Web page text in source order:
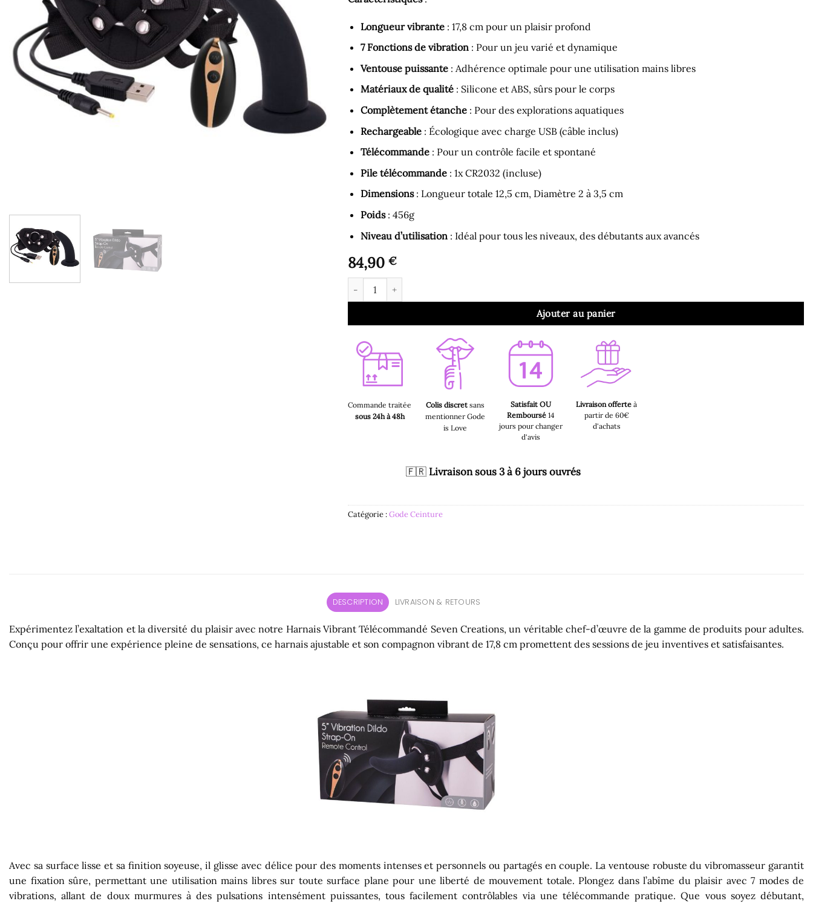
Longueur vibrante: 17,8 cm pour un plaisir profond
7 Fonctions de vibration: Pour un jeu varié et dynamique
Ventouse puissante: Adhérence optimale pour une utilisation mains libres
Matériaux de qualité: Silicone et ABS, sûrs pour le corps
Complètement étanche: Pour des explorations aquatiques
Rechargeable: Écologique avec charge USB (câble inclus)
Télécommande: Pour un contrôle facile et spontané
Pile télécommande: 1x CR2032 (incluse)
Dimensions: Longueur totale 12,5 cm, Diamètre 2 à 3,5 cm
Poids: 456g
Niveau d’utilisation: Idéal pour tous les niveaux, des débutants aux avancés
84,90 €
quantité de Gode Ceinture - Sangle sur Harnais avec Gode 125 cm
Ajouter au panier
Commande traitée
sous 24h à 48h
Colis discret sans
mentionner Gode
is Love
Satisfait OU
Remboursé 14
jours pour changer
d'avis
Livraison offerte à
partir de 60€
d'achats
🇫🇷 Livraison sous 3 à 6 jours ouvrés
Catégorie :Gode Ceinture
DESCRIPTION LIVRAISON & RETOURS
Expérimentez l’exaltation et la diversité du plaisir avec notre Harnais Vibrant Télécommandé Seven Creations, un véritable chef-d’œuvre de la gamme de produits pour adultes.
Conçu pour offrir une expérience pleine de sensations, ce harnais ajustable et son compagnon vibrant de 17,8 cm promettent des sessions de jeu inventives et satisfaisantes.
Avec sa surface lisse et sa finition soyeuse, il glisse avec délice pour des moments intenses et personnels ou partagés en couple. La ventouse robuste du vibromasseur garantit
une fixation sûre, permettant une utilisation mains libres sur toute surface plane pour une liberté de mouvement totale. Plongez dans l’abîme du plaisir avec 7 modes de
vibrations, allant de doux murmures à des pulsations intensément puissantes, tous facilement contrôlables via une télécommande pratique. Que vous soyez débutant,